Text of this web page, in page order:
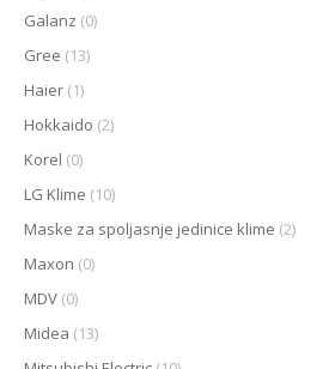
Galanz (0)
Gree (13)
Haier (1)
Hokkaido (2)
Korel (0)
LG Klime (10)
Maske za spoljasnje jedinice klime (2)
Maxon (0)
MDV (0)
Midea (13)